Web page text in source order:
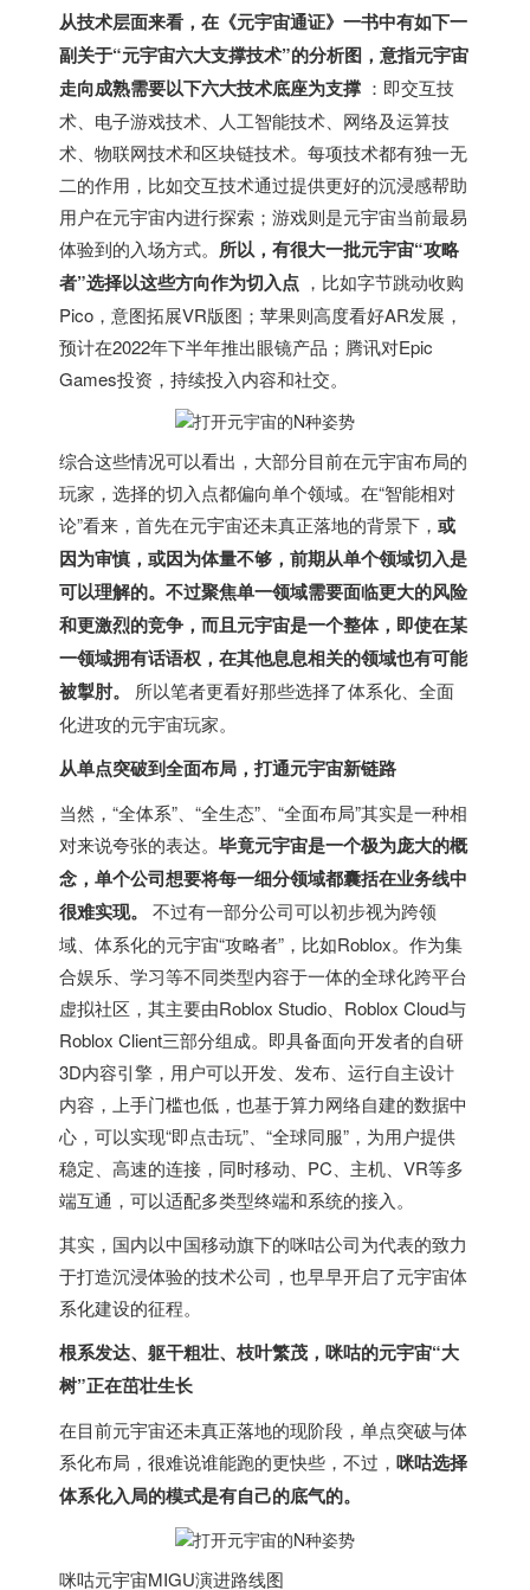
从技术层面来看，在《元宇宙通证》一书中有如下一
副关于“元宇宙六大支撑技术”的分析图，意指元宇宙
走向成熟需要以下六大技术底座为支撑 ：即交互技
术、电子游戏技术、人工智能技术、网络及运算技
术、物联网技术和区块链技术。每项技术都有独一无
二的作用，比如交互技术通过提供更好的沉浸感帮助
用户在元宇宙内进行探索；游戏则是元宇宙当前最易
体验到的入场方式。 所以，有很大一批元宇宙“攻略
者”选择以这些方向作为切入点 ，比如字节跳动收购
Pico，意图拓展VR版图；苹果则高度看好AR发展，
预计在2022年下半年推出眼镜产品；腾讯对Epic
Games投资，持续投入内容和社交。
综合这些情况可以看出，大部分目前在元宇宙布局的
玩家，选择的切入点都偏向单个领域。在“智能相对
论”看来，首先在元宇宙还未真正落地的背景下， 或
因为审慎，或因为体量不够，前期从单个领域切入是
可以理解的。不过聚焦单一领域需要面临更大的风险
和更激烈的竞争，而且元宇宙是一个整体，即使在某
一领域拥有话语权，在其他息息相关的领域也有可能
被掣肘。
所以笔者更看好那些选择了体系化、全面
化进攻的元宇宙玩家。
从单点突破到全面布局，打通元宇宙新链路
当然，“全体系”、“全生态”、“全面布局”其实是一种相
对来说夸张的表达。 毕竟元宇宙是一个极为庞大的概
念，单个公司想要将每一细分领域都囊括在业务线中
很难实现。
不过有一部分公司可以初步视为跨领
域、体系化的元宇宙“攻略者”，比如Roblox。作为集
合娱乐、学习等不同类型内容于一体的全球化跨平台
虚拟社区，其主要由Roblox Studio、Roblox Cloud与
Roblox Client三部分组成。即具备面向开发者的自研
3D内容引擎，用户可以开发、发布、运行自主设计
内容，上手门槛也低，也基于算力网络自建的数据中
心，可以实现“即点击玩”、“全球同服”，为用户提供
稳定、高速的连接，同时移动、PC、主机、VR等多
端互通，可以适配多类型终端和系统的接入。
其实，国内以中国移动旗下的咪咕公司为代表的致力
于打造沉浸体验的技术公司，也早早开启了元宇宙体
系化建设的征程。
根系发达、躯干粗壮、枝叶繁茂，咪咕的元宇宙“大
树”正在茁壮生长
在目前元宇宙还未真正落地的现阶段，单点突破与体
系化布局，很难说谁能跑的更快些，不过， 咪咕选择
体系化入局的模式是有自己的底气的。
咪咕元宇宙MIGU演进路线图